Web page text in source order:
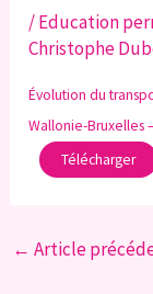
/Education
Christophe
Évolution du
Wallonie-Bruxelles
Télécharger
← Article